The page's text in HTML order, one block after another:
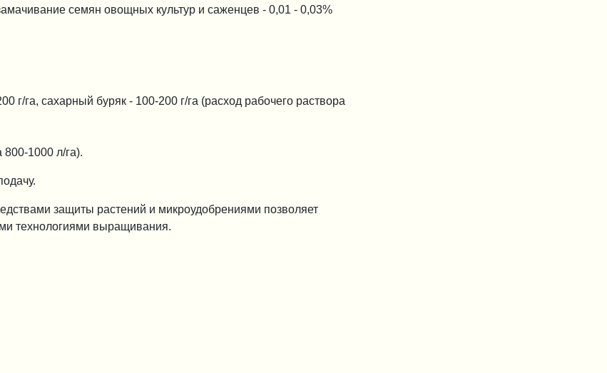
семян овощных культур и саженцев - 0,01 - 0,03%
г/га, сахарный буряк - 100-200 г/га (расход рабочего раствора
1000 л/га).
защиты растений и микроудобрениями позволяет
технологиями выращивания.